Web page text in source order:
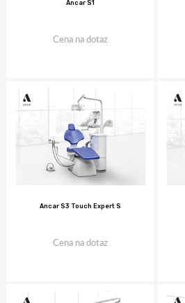
Ancar S1
Cena na dotaz
Ancar S3 Touch Expert S
Cena na dotaz